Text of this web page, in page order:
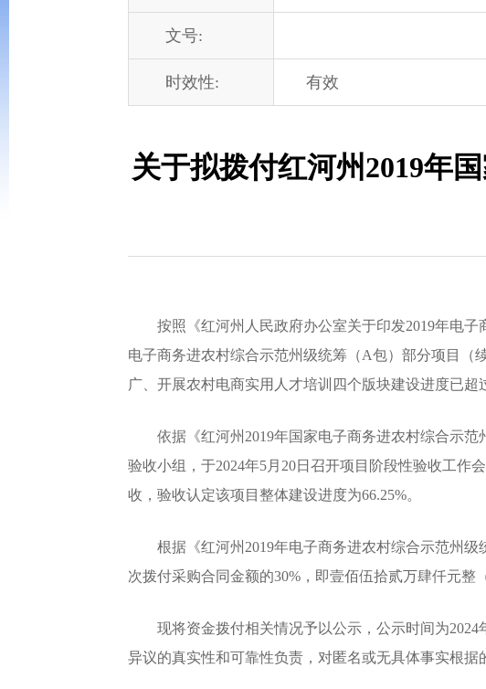
文号:
时效性: 有效
关于拟拨付红河州2019年
按照《红河州人民政府办公室关于印发2019年电子
电子商务进农村综合示范州级统筹（A包）部分项目（
广、开展农村电商实用人才培训四个版块建设进度已超
依据《红河州2019年国家电子商务进农村综合示范
验收小组，于2024年5月20日召开项目阶段性验收工
收，验收认定该项目整体建设进度为66.25%。
根据《红河州2019年电子商务进农村综合示范州级
次拨付采购合同金额的30%，即壹佰伍拾贰万肆仟元整（
现将资金拨付相关情况予以公示，公示时间为2024
异议的真实性和可靠性负责，对匿名或无具体事实根据